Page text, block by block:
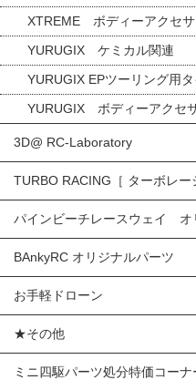
XTREME ボディーアクセサ
YURUGIX ケミカル関連
YURUGIX EPツーリング用
YURUGIX ボディーアクセ
3D@ RC-Laboratory
TURBO RACING［ ターボレ
パインビーチレースウェイ
BAnkyRC オリジナルパーツ
お手軽ドローン
★その他
ミニ四駆パーツ処分特価コーナ